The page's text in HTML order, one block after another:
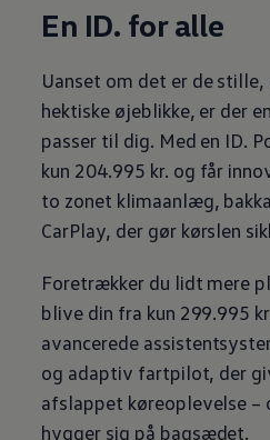
En ID. for alle
Uanset om det er de stille,
hektiske øjeblikke, er der en
passer til dig. Med en ID.
kun 204.995 kr. og får
to zonet klimaanlæg,
CarPlay, der gør kørslen
Foretrækker du lidt mere
blive din fra kun 299.995
avancerede
og adaptiv fartpilot, der
afslappet køreoplevelse –
hygger sig på bagsædet.